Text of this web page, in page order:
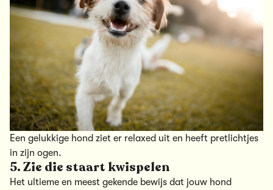
Een gelukkige hond ziet er relaxed uit en heeft pretlichtjes
in zijn ogen.
5. Zie die staart kwispelen
Het ultieme en meest gekende bewijs dat jouw hond